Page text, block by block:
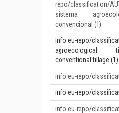
repo/classification/
sistema
convencional (1)
info:eu-repo/
agroecological
conventional tillage (1)
info:eu-repo/
info:eu-repo/
info:eu-repo/